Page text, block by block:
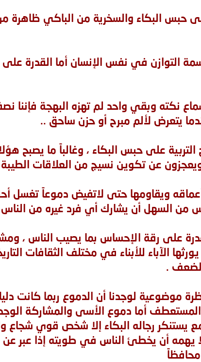
على حبس البكاء والسخرية من الباكي ظاهرة
التوازن في نفس الإنسان أما القدرة
نكته وبقي واحد لم تهزه البهجة فإننا
يتعرض لألم مبرح أو حزن ساحق ..
التربية على حبس البكاء ، وغالباً ما يصبح
عن تكوين نسيج من العلاقات
ويقاومها حتى لاتفيض دموعاً تغسل
من السهل أن يشارك أي فرد غيره من
على رقة الإحساس بما يصيب الناس ،
الآباء للأبناء في مختلف الثقافات
.
موضوعية لوجدنا أن الدموع ربما كانت
أما دموع الأسى والمشاركة
يستنكر رجاله البكاء إلا شخص قوي شجاع
يهمه أن يخطئ الناس في طويته إذا عبر
محافظاً